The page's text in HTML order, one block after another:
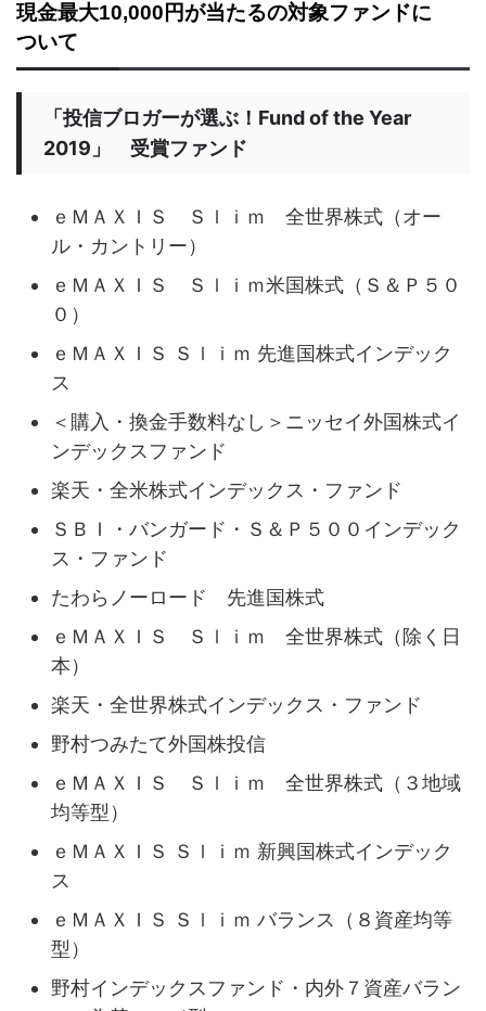
現金最大10,000円が当たるの対象ファンドに
ついて
「投信ブロガーが選ぶ！Fund of the Year
2019」 受賞ファンド
ｅＭＡＸＩＳ Ｓｌｉｍ 全世界株式（オー
ル・カントリー）
ｅＭＡＸＩＳ Ｓｌｉｍ米国株式（Ｓ＆Ｐ５０
０）
ｅＭＡＸＩＳ Ｓｌｉｍ 先進国株式インデック
ス
＜購入・換金手数料なし＞ニッセイ外国株式イ
ンデックスファンド
楽天・全米株式インデックス・ファンド
ＳＢＩ・バンガード・Ｓ＆Ｐ５００インデック
ス・ファンド
たわらノーロード 先進国株式
ｅＭＡＸＩＳ Ｓｌｉｍ 全世界株式（除く日
本）
楽天・全世界株式インデックス・ファンド
野村つみたて外国株投信
ｅＭＡＸＩＳ Ｓｌｉｍ 全世界株式（３地域
均等型）
ｅＭＡＸＩＳ Ｓｌｉｍ 新興国株式インデック
ス
ｅＭＡＸＩＳ Ｓｌｉｍ バランス（８資産均等
型）
野村インデックスファンド・内外７資産バラン